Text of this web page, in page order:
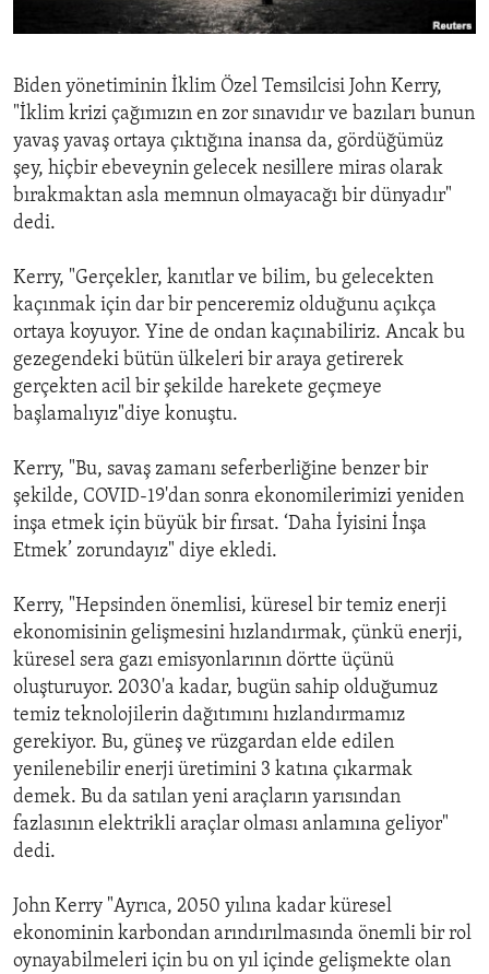
ENVIRONMENT AND HEALTH
Biden yönetiminin İklim Özel Temsilcisi John Kerry,
"İklim krizi çağımızın en zor sınavıdır ve bazıları bunun
yavaş yavaş ortaya çıktığına inansa da, gördüğümüz
şey, hiçbir ebeveynin gelecek nesillere miras olarak
bırakmaktan asla memnun olmayacağı bir dünyadır"
dedi.
Kerry, "Gerçekler, kanıtlar ve bilim, bu gelecekten
kaçınmak için dar bir penceremiz olduğunu açıkça
ortaya koyuyor. Yine de ondan kaçınabiliriz. Ancak bu
gezegendeki bütün ülkeleri bir araya getirerek
gerçekten acil bir şekilde harekete geçmeye
başlamalıyız"diye konuştu.
Kerry, "Bu, savaş zamanı seferberliğine benzer bir
şekilde, COVID-19'dan sonra ekonomilerimizi yeniden
inşa etmek için büyük bir fırsat. ‘Daha İyisini İnşa
Etmek’ zorundayız" diye ekledi.
Kerry, "Hepsinden önemlisi, küresel bir temiz enerji
ekonomisinin gelişmesini hızlandırmak, çünkü enerji,
küresel sera gazı emisyonlarının dörtte üçünü
oluşturuyor. 2030'a kadar, bugün sahip olduğumuz
temiz teknolojilerin dağıtımını hızlandırmamız
gerekiyor. Bu, güneş ve rüzgardan elde edilen
yenilenebilir enerji üretimini 3 katına çıkarmak
demek. Bu da satılan yeni araçların yarısından
fazlasının elektrikli araçlar olması anlamına geliyor"
dedi.
John Kerry "Ayrıca, 2050 yılına kadar küresel
ekonominin karbondan arındırılmasında önemli bir rol
oynayabilmeleri için bu on yıl içinde gelişmekte olan